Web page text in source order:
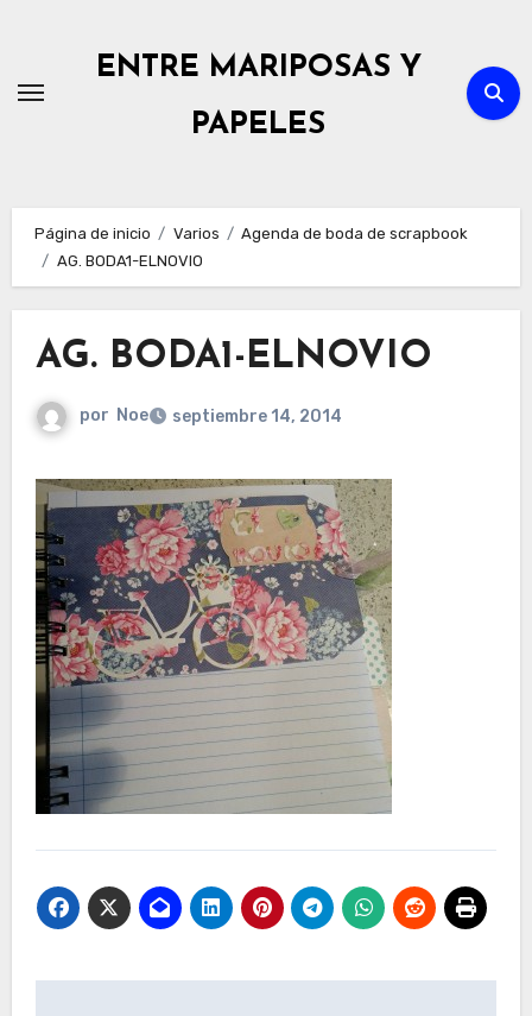
contenido
ENTRE MARIPOSAS Y
PAPELES
Página de inicio Varios
Agenda de boda de scrapbook
AG. BODA1-ELNOVIO
AG. BODA1-ELNOVIO
por Noe septiembre 14, 2014